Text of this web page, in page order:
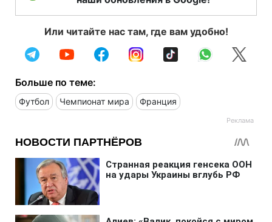
Или читайте нас там, где вам удобно!
Больше по теме:
Футбол Чемпионат мира Франция